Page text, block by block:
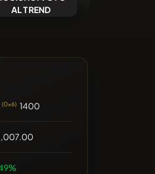
AL TREND
(0x6) 1400